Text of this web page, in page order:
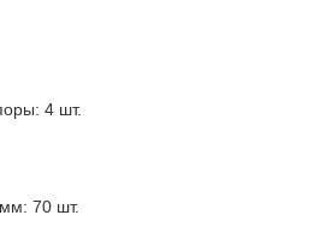
4 шт.
70 шт.